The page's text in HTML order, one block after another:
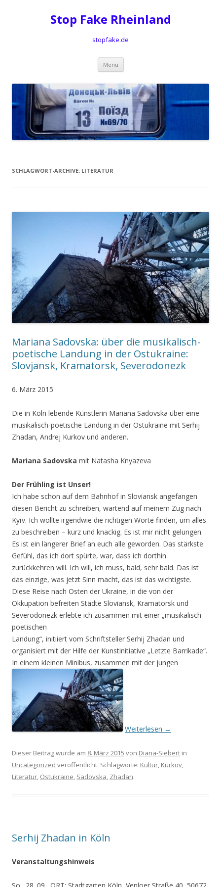
Stop Fake Rheinland
stopfake.de
Menü Springe
Inhalt
SCHLAGWORT-ARCHIVE: LITERATUR
Mariana Sadovska: über die musikalisch-
poetische Landung in der Ostukraine:
Slovjansk, Kramatorsk, Severodonezk
6. März 2015
Die in Köln lebende Künstlerin Mariana Sadovska über eine
musikalisch-poetische Landung in der Ostukraine mit Serhij
Zhadan, Andrej Kurkov und anderen.
Mariana Sadovska mit Natasha Knyazeva
Der Frühling ist Unser!
Ich habe schon auf dem Bahnhof in Sloviansk angefangen
diesen Bericht zu schreiben, wartend auf meinem Zug nach
Kyïv. Ich wollte irgendwie die richtigen Worte finden, um alles
zu beschreiben – kurz und knackig. Es ist mir nicht gelungen.
Es ist ein längerer Brief an euch alle geworden. Das stärkste
Gefühl, das ich dort spürte, war, dass ich dorthin
zurückkehren will. Ich will, ich muss, bald, sehr bald. Das ist
das einzige, was jetzt Sinn macht, das ist das wichtigste.
Diese Reise nach Osten der Ukraine, in die von der
Okkupation befreiten Städte Sloviansk, Kramatorsk und
Severodonezk erlebte ich zusammen mit einer „musikalisch-
poetischen
Landung“, initiiert vom Schriftsteller Serhij Zhadan und
organisiert mit der Hilfe der Kunstinitiative „Letzte Barrikade“.
In einem kleinen Minibus, zusammen mit der jungen
Weiterlesen →
Dieser Beitrag wurde am 8. März 2015 von Diana-Siebert in
Uncategorized veröffentlicht. Schlagworte: Kultur, Kurkov,
Literatur, Ostukraine, Sadovska, Zhadan.
Serhij Zhadan in Köln
Veranstaltungshinweis
So., 28. 09., ORT: Stadtgarten Köln, Venloer Straße 40, 50672